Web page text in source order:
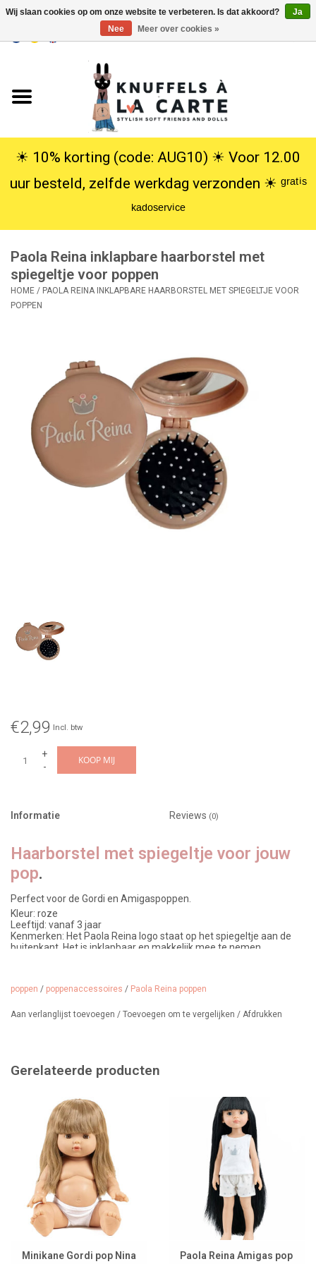
USD
Knuffels
Poppen
SALE
Cadeauservice
info
☀︎ 10% korting (code: AUG10) ☀︎ Voor 12.00
uur besteld, zelfde werkdag verzonden ☀︎ ᵍʳᵃᵗⁱˢ
ᵏᵃᵈᵒˢᵉʳᵛⁱᶜᵉ
Paola Reina inklapbare haarborstel met
spiegeltje voor poppen
HOME / PAOLA REINA INKLAPBARE HAARBORSTEL MET SPIEGELTJE VOOR
POPPEN
€2,99 Incl. btw
+
-
KOOP MIJ
Informatie Reviews (0)
Haarborstel met spiegeltje voor jouw
pop.
Perfect voor de Gordi en Amigaspoppen.
Kleur: roze
Leeftijd: vanaf 3 jaar
Kenmerken: Het Paola Reina logo staat op het spiegeltje aan de
buitenkant. Het is inklapbaar en makkelijk mee te nemen.
poppen / poppenaccessoires / Paola Reina poppen
Aan verlanglijst toevoegen / Toevoegen om te vergelijken / Afdrukken
Gerelateerde producten
Minikane Gordi pop Nina
Paola Reina Amigas pop
Wij slaan cookies op om onze website te verbeteren. Is dat akkoord?
Ja
Nee
Meer over cookies »